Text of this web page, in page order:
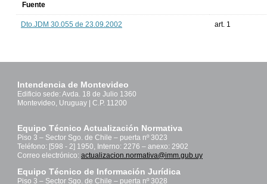
Fuente
Dto.JDM 30.055 de 23.09.2002 art. 1
Intendencia de Montevideo
Edificio sede: Avda. 18 de Julio 1360
Montevideo, Uruguay | C.P. 11200
Equipo Técnico Actualización Normativa
Piso 3 – Sector Sgo. de Chile – puerta nº 3023
Teléfono: [598 - 2] 1950, Interno: 2276 – anexo: 2902
Correo electrónico: actualizacion.normativa@imm.gub.uy
Equipo Técnico de Información Jurídica
Piso 3 – Sector Sgo. de Chile – puerta nº 3028